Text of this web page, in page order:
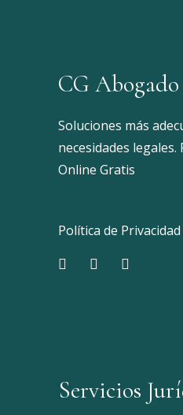
CG Abogado
Soluciones más
necesidades
Online Gratis
Política de Privacidad
Servicios